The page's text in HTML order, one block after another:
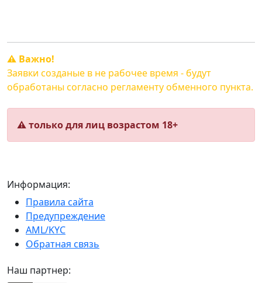
⚠️ Важно!
Заявки созданые в не рабочее время - будут
обработаны согласно регламенту обменного пункта.
⚠️ только для лиц возрастом 18+
Информация:
Правила сайта
Предупреждение
AML/KYC
Обратная связь
Наш партнер: